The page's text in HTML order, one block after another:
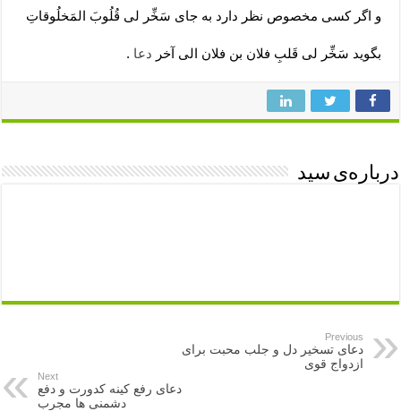
و اگر کسی مخصوص نظر دارد به جای سَخِّر لی قُلُوبَ المَخلُوقاتِ
بگوید سَخِّر لی قَلبِ فلان بن فلان الی آخر دعا .
درباره‌ی سید
Previous
دعای تسخیر دل و جلب محبت برای
ازدواج قوی
Next
دعای رفع کینه کدورت و دفع
دشمنی ها مجرب